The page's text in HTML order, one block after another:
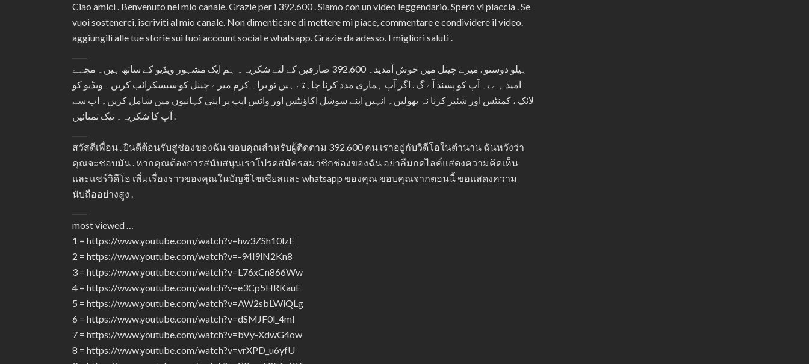
Ciao amici . Benvenuto nel mio canale. Grazie per i 392.600 . Siamo con un video leggendario. Spero vi piaccia . Se
vuoi sostenerci, iscriviti al mio canale. Non dimenticare di mettere mi piace, commentare e condividere il video.
aggiungili alle tue storie sui tuoi account social e whatsapp. Grazie da adesso. I migliori saluti .
ہیلو دوستو . میرے چینل میں خوش آمدید۔ 392.600 صارفین کے لئے شکریہ۔ ہم ایک مشہور ویڈیو کے ساتھ ہیں۔ مجہے
امید ہے یہ آپ کو پسند آے گ . اگر آپ ہماری مدد کرنا چاہتے ہیں تو براہ کرم میرے چینل کو سبسکرائب کریں۔ ویڈیو کو
لائک ، کمنٹس اور شئیر کرنا نہ بھولیں۔ انہیں اپنے سوشل اکاؤنٹس اور واٹس ایپ پر اپنی کہانیوں میں شامل کریں۔ اب سے
آپ کا شکریہ۔ نیک تمنائیں .
สวัสดีเพื่อน . ยินดีต้อนรับสู่ช่องของฉัน ขอบคุณสำหรับผู้ติดตาม 392.600 คน เราอยู่กับวิดีโอในตำนาน ฉันหวังว่า
คุณจะชอบมัน . หากคุณต้องการสนับสนุนเราโปรดสมัครสมาชิกช่องของฉัน อย่าลืมกดไลค์แสดงความคิดเห็น
และแชร์วิดีโอ เพิ่มเรื่องราวของคุณในบัญชีโซเชียลและ whatsapp ของคุณ ขอบคุณจากตอนนี้ ขอแสดงความ
นับถืออย่างสูง .
most viewed …
1 = https://www.youtube.com/watch?v=hw3ZSh10lzE
2 = https://www.youtube.com/watch?v=-94l9lN2Kn8
3 = https://www.youtube.com/watch?v=L76xCn866Ww
4 = https://www.youtube.com/watch?v=e3Cp5HRKauE
5 = https://www.youtube.com/watch?v=AW2sbLWiQLg
6 = https://www.youtube.com/watch?v=dSMJF0l_4mI
7 = https://www.youtube.com/watch?v=bVy-XdwG4ow
8 = https://www.youtube.com/watch?v=vrXPD_u6yfU